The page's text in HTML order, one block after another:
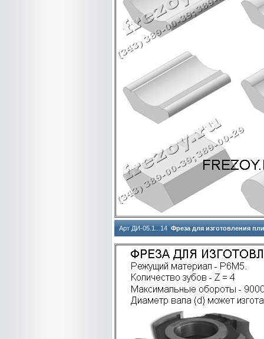
Арт ДИ-05.1...14 Фреза для изготовления